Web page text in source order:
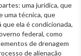
uma jurídica, que
uma técnica, que
ela é condicionada,
federal, como
de drenagem
de alienação